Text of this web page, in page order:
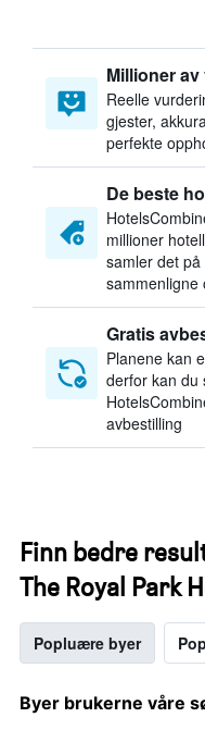
Millioner
Reelle
gjester,
perfekte
De beste
millioner
samler det
sammenligne
Gratis
Planene kan
derfor kan du
avbestilling
Finn bedre
The Royal Park
Popluære byer
Byer brukerne våre